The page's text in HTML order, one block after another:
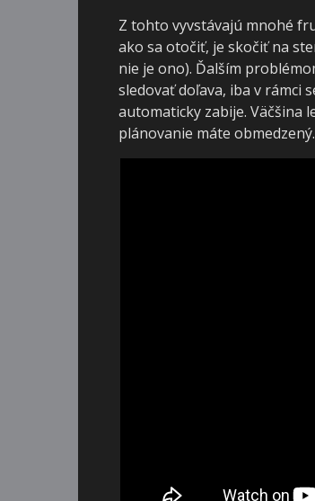
Z tohto vyvstávajú mnohé
ako sa otočiť, je skočiť na
nie je ono). Ďalším
sledovať doľava, iba v rámci
automaticky zabije. Väčšina
plánovanie máte obmedzený.